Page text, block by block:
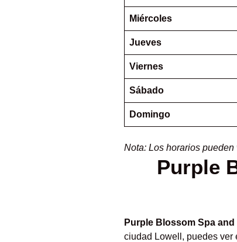
Miércoles
Jueves
Viernes
Sábado
Domingo
Nota: Los horarios pueden
Purple
Purple Blossom Spa
ciudad Lowell, puedes ver